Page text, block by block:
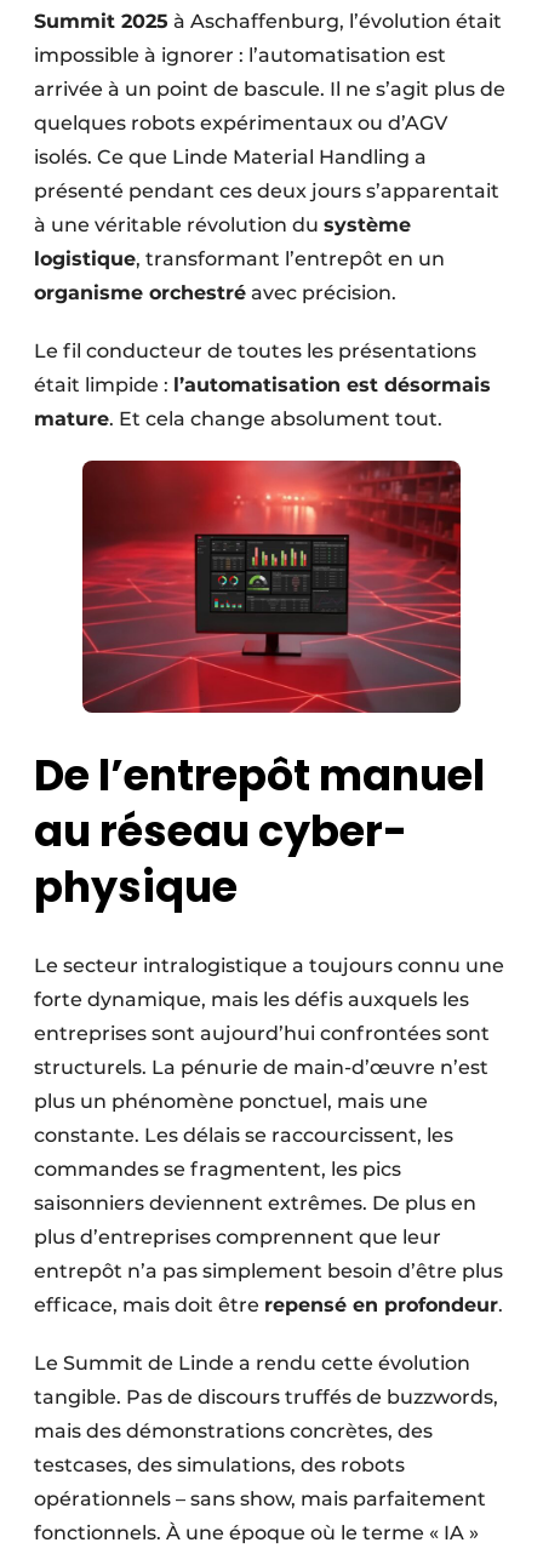
Summit 2025 à Aschaffenburg, l’évolution était
impossible à ignorer : l’automatisation est
arrivée à un point de bascule. Il ne s’agit plus de
quelques robots expérimentaux ou d’AGV
isolés. Ce que Linde Material Handling a
présenté pendant ces deux jours s’apparentait
à une véritable révolution du système
logistique, transformant l’entrepôt en un
organisme orchestré avec précision.
Le fil conducteur de toutes les présentations
était limpide : l’automatisation est désormais
mature. Et cela change absolument tout.
De l’entrepôt manuel
au réseau cyber-
physique
Le secteur intralogistique a toujours connu une
forte dynamique, mais les défis auxquels les
entreprises sont aujourd’hui confrontées sont
structurels. La pénurie de main-d’œuvre n’est
plus un phénomène ponctuel, mais une
constante. Les délais se raccourcissent, les
commandes se fragmentent, les pics
saisonniers deviennent extrêmes. De plus en
plus d’entreprises comprennent que leur
entrepôt n’a pas simplement besoin d’être plus
efficace, mais doit être repensé en profondeur.
Le Summit de Linde a rendu cette évolution
tangible. Pas de discours truffés de buzzwords,
mais des démonstrations concrètes, des
testcases, des simulations, des robots
opérationnels – sans show, mais parfaitement
fonctionnels. À une époque où le terme « IA »